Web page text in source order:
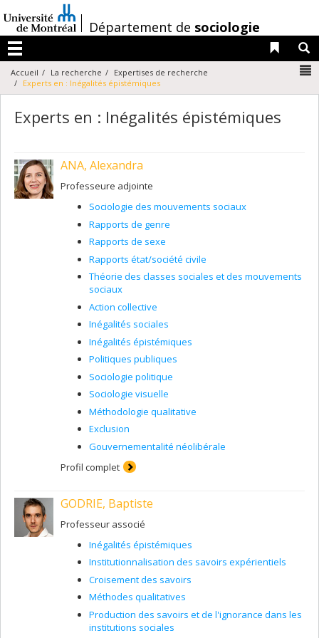
au
contenu
/Département de sociologie
Menu
Liens
Accueil La recherche
Expertises de recherche
Experts en : Inégalités épistémiques
Experts en : Inégalités épistémiques
ANA, Alexandra
Professeure adjointe
Sociologie des mouvements sociaux
Rapports de genre
Rapports de sexe
Rapports état/société civile
Théorie des classes sociales et des mouvements
sociaux
Action collective
Inégalités sociales
Inégalités épistémiques
Politiques publiques
Sociologie politique
Sociologie visuelle
Méthodologie qualitative
Exclusion
Gouvernementalité néolibérale
Profil complet
GODRIE, Baptiste
Professeur associé
Inégalités épistémiques
Institutionnalisation des savoirs expérientiels
Croisement des savoirs
Méthodes qualitatives
Production des savoirs et de l'ignorance dans les
institutions sociales